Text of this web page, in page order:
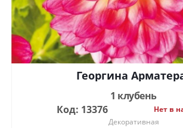
Георгина
1 клубень
Код: 13376
Нет в
Декоративная